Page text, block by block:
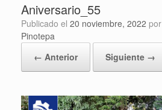
Aniversario_55
Publicado el 20 noviembre, 2022 por
Pinotepa
← Anterior
Siguiente →